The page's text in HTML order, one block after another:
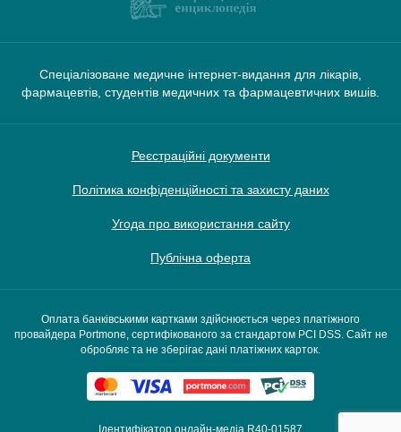
Спеціалізоване медичне інтернет-видання для лікарів,
фармацевтів, студентів медичних та фармацевтичних вишів.
Реєстраційні документи
Політика конфіденційності та захисту даних
Угода про використання сайту
Публічна оферта
Ідентифікатор онлайн-медіа R40-01587
Оплата банківськими картками здійснюється через платіжного
провайдера Portmone, сертифікованого за стандартом PCI DSS. Сайт не
обробляє та не зберігає дані платіжних карток.